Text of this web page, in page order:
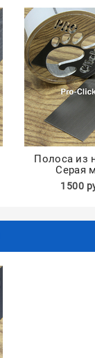
Полоса из
Серая
1500